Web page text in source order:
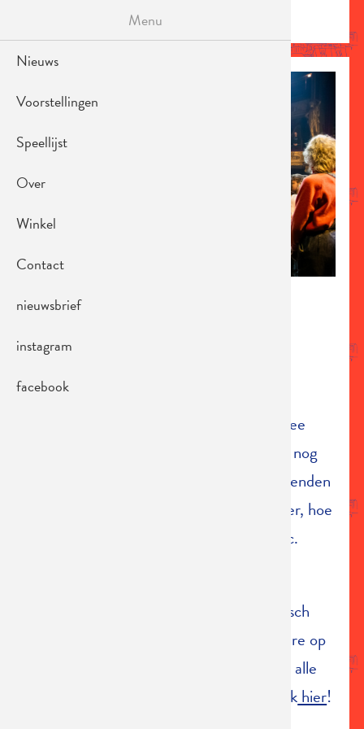
naar
inhoud
MENU
JUNI 2024
Nagenieten van Honderd
Alle info over Honderd, wie speelde er
allemaal mee, wie maakte dit pareltje mee
mogelijk, wanneer speelt de voorstelling nog
eens (maar wel zonder onze honderd vrienden
dan), welke krantenartikels verschenen er, hoe
kwam het over op het Late Journaal, etc.
maakte een fantastisch
schoon fotoverslag van de avant-première op
zaterdagavond in de Bourla. We hebben alle
gezet. Kijkhier!
Menu
Nieuws
Voorstellingen
Speellijst
Over
Winkel
Contact
nieuwsbrief
instagram
facebook